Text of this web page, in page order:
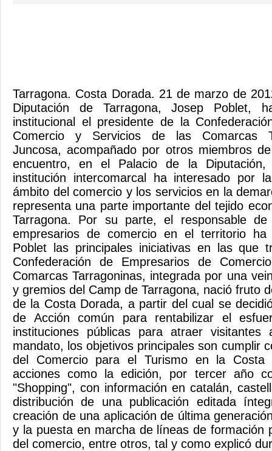
Tarragona. Costa Dorada. 21 de marzo de
Diputación de Tarragona, Josep Poblet,
institucional el presidente de la
Comercio y Servicios de las Comarcas
Juncosa, acompañado por otros miembros
encuentro, en el Palacio de la
institución intercomarcal ha interesado por
ámbito del comercio y los servicios en la
representa una parte importante del tejido
Tarragona. Por su parte, el responsable
empresarios de comercio en el territorio ha
Poblet las principales iniciativas en las que
Confederación de Empresarios de
Comarcas Tarragoninas, integrada por una
y gremios del Camp de Tarragona, nació fruto
de la Costa Dorada, a partir del cual se
de Acción común para rentabilizar el
instituciones públicas para atraer
mandato, los objetivos principales son cumplir
del Comercio para el Turismo en la Costa
acciones como la edición, por tercer año
"Shopping", con información en catalán,
distribución de una publicación editada
creación de una aplicación de última
y la puesta en marcha de líneas de formación
del comercio, entre otros, tal y como explicó